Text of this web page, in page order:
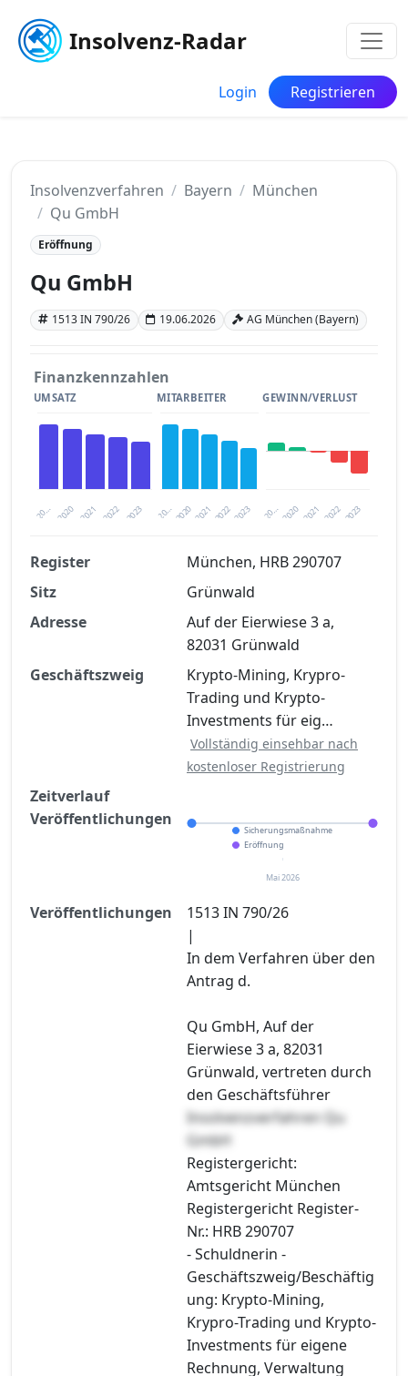
Insolvenz-Radar
Login Registrieren
Insolvenzverfahren Bayern
München
Qu GmbH
Eröffnung
Qu GmbH
1513 IN 790/26 19.06.2026 AG München (Bayern)
Finanzkennzahlen
UMSATZ
20… 2021 2023
2020 2022
MITARBEITER
20… 2021 2023
2020 2022
GEWINN/VERLUST
20… 2021 2023
2020 2022
Finanzkennzahlen nach kostenloser
Registrierung verfügbar
Jetzt kostenlos registrieren
Register
München, HRB 290707
Sitz
Grünwald
Adresse
Auf der Eierwiese 3 a,
82031 Grünwald
Geschäftszweig
Krypto-Mining, Krypro-
Trading und Krypto-
Investments für eig…
Vollständig einsehbar nach
kostenloser Registrierung
Zeitverlauf
Veröffentlichungen
Sicherungsmaßnahme
Eröffnung
Mai 2026
Veröffentlichungen
1513 IN 790/26
|
In dem Verfahren über den
Antrag d.
Qu GmbH, Auf der
Eierwiese 3 a, 82031
Grünwald, vertreten durch
den Geschäftsführer
Insolvenzverfahren Qu
GmbH
Registergericht:
Amtsgericht München
Registergericht Register-
Nr.: HRB 290707
- Schuldnerin -
Geschäftszweig/Beschäftig
ung: Krypto-Mining,
Krypro-Trading und Krypto-
Investments für eigene
Rechnung, Verwaltung